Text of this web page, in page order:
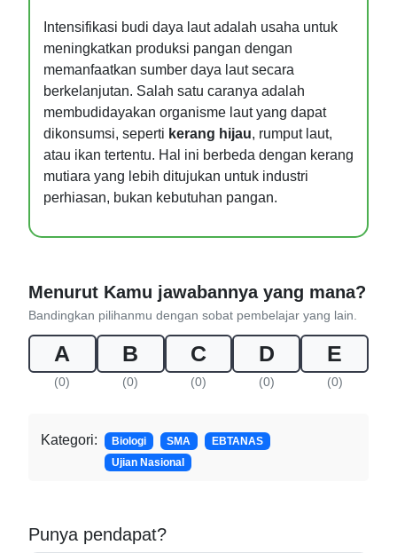
Intensifikasi budi daya laut adalah usaha untuk
meningkatkan produksi pangan dengan
memanfaatkan sumber daya laut secara
berkelanjutan. Salah satu caranya adalah
membudidayakan organisme laut yang dapat
dikonsumsi, seperti kerang hijau, rumput laut,
atau ikan tertentu. Hal ini berbeda dengan kerang
mutiara yang lebih ditujukan untuk industri
perhiasan, bukan kebutuhan pangan.
Menurut Kamu jawabannya yang mana?
Bandingkan pilihanmu dengan sobat pembelajar yang lain.
A
(0)
B
(0)
C
(0)
D
(0)
E
(0)
Kategori: Biologi SMA
EBTANAS
Ujian Nasional
Punya pendapat?